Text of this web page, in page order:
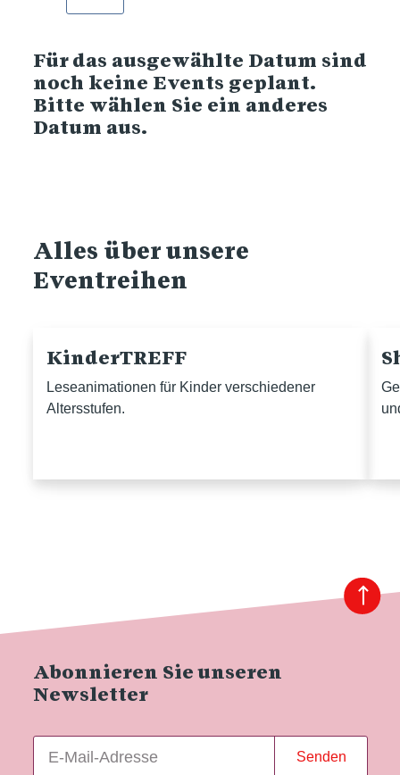
Für das ausgewählte Datum sind
noch keine Events geplant.
Bitte wählen Sie ein anderes
Datum aus.
Alles über unsere
Eventreihen
KinderTREFF
Leseanimationen für Kinder verschiedener
Altersstufen.
Abonnieren Sie unseren
Newsletter
Senden